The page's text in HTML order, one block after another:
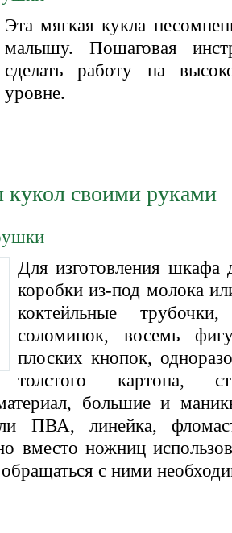
Эта мягкая кукла
малышу. Пошаговая
сделать работу на
уровне.
своими руками
Для изготовления шкафа
коробки из-под молока
коктейльные
соломинок, восемь
плоских кнопок,
толстого картона,
большие и
ПВА, линейка,
вместо ножниц
обращаться с ними